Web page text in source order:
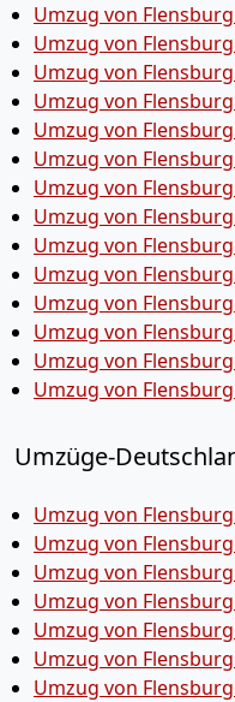
Umzug von
Umzug von
Umzug von
Umzug von
Umzug von
Umzug von
Umzug von
Umzug von
Umzug von
Umzug von
Umzug von
Umzug von
Umzug von
Umzug von
Umzüge-
Umzug von
Umzug von
Umzug von
Umzug von
Umzug von
Umzug von
Umzug von